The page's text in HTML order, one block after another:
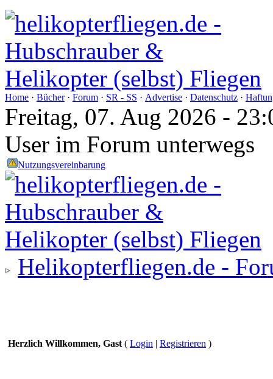
Home · Bücher· Forum · SR - SS · Advertise · Datenschutz ·
Freitag, 07. Aug 2026 -
User im Forum unterwegs
Nutzungsvereinbarung
Helikopterfliegen.de -
Herzlich Willkommen, Gast ( Login | Registrieren )